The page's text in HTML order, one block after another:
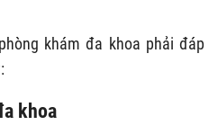
khám đa khoa phải đáp
khoa